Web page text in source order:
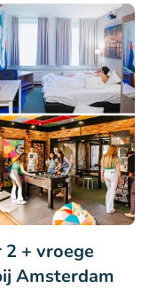
+ vroege
Amsterdam